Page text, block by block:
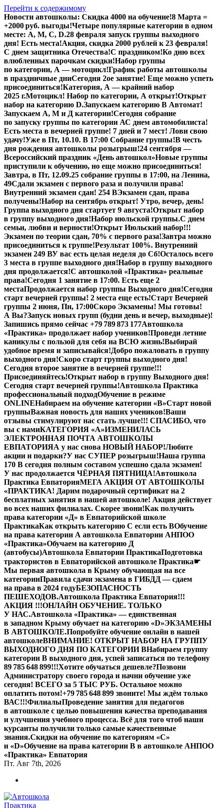
Перейти к содержимому
Новости автошколы: Скидка 4000 на обучение!8 Марта =
+2000 руб. выгоды!Четыре популярные категории в одном
месте: А, М, С, D.28 февраля запуск группы выходного
дня! Есть места!Акция, скидка 2000 рублей к 23 февраля!
С днем защитника Отечества!С праздником!Ко дню всех
влюбленных парочкам скидки!Набор группы
по категории, А — мотоцикл!График работы автошколы
в праздничные дниСегодня 2ое занятие! Еще можно успеть
присоединиться!Категория, А — крайний набор
2025 г.Мотоцикл! Набор по категории, А открыт!Открыт
набор на категорию D.Запускаем категорию В Автомат!
Запускаем А, М и Д категории!Сегодня собрание
по запуску группы по категории АС днем автомобилиста!
Есть места в вечерней группе! 7 дней и 7 мест! Лови свою
удачу!Уже в Пт, 10.10. В 17:00 Собрание группы!В честь
дня рождения автошколы розыгрыш!24 сентября —
Всероссийский праздник «День автошкол»Новые группы
приступили к обучению, но еще можно присоединиться!
Завтра, в Пт, 12.09.25 собрание группы в 17:00, на Ленина,
49Сдали экзамен с первого раза и получили права!
Внутренний экзамен сдан! 254 ВЭкзамен сдан, права
получены!Набор на сентябрь открыт! Утро, вечер, день!
Группа выходного дня стартует 9 августа!Открыт набор
в группу выходного дня!Набор июльской группы.С днем
семьи, любви и верности!Открыт Июльский набор!!!
Экзамен по теории сдан, 70% с первого раза!Завтра можно
присоединиться к группе!Результат 100%. Внутренний
экзамен 249 ВУ вас есть целая неделя до Сб!Осталось всего
3 места в группе выходного дня!Набор в группу выходного
дня продолжается!С автошколой «Практика» реальные
права!Сегодня 1 занятие в 17:00. Есть еще 2
местаПродолжается набор группы Выходного дня!Сегодня
старт вечерней группы! 2 места еще есть!Старт Вечерней
группы 2 июня, Пн, 17:00Скоро Экзамены! Мы готовы!
А Вы?Запуск новых групп (будни день и вечер, выходные)!
Запишись прямо сейчас +79 789 873 177Автошкола
«Практика» продолжает набор учеников!Проведи летние
каникулы с пользой для себя на ВСЮ жизнь!Выбирай
удобное время и записывайся!Добро пожаловать в группу
выходного дня!Скоро старт группы выходного дня!
Сегодня второе занятие в вечерней группе!!!
Присоединяйтесь!Открыт набор в группу Выходного дня!
Сегодня старт вечерней группы!Автошкола Практика
профессиональный подходОбучение в режиме
ONLINEНабираем на обучение категории «B»Старт новой
группыВажная новость для наших учеников!Ваши
отзывы стимулируют нас стать лучше!!! СПАСИБО, что
вы с намиКАТЕГОРИЯ «А»ИЗМЕНИЛАСЬ
ЭЛЕКТРОННАЯ ПОЧТА АВТОШКОЛЫ
ЕВПАТОРИЯА у нас снова НОВЫЙ НАБОР!Любите
акции и подарки?У нас СУПЕР розыгрыш!Наша группа
170 В сегодня полным составом успешно сдала экзамен!
У нас продолжается ЧЁРНАЯ ПЯТНИЦА!Автошкола
Практика ЕвпаторияМЕГА АКЦИЯ ОТ АВТОШКОЛЫ
«ПРАКТИКА! Дарим подарочный сертификат на 2
бесплатных занятия в нашей автошколе! Акция действует
во всех наших филиалах. Скорее звони!Как получить
права категории «Д» в Евпаторийской школе
ПрактикаКак открыть категорию C если есть BОбучение
на права категории A автошкола Евпатории АНПОО
«Практика»Обучаем на категорию Д
(автобусы)Автошкола Евпатории ПрактикаПодготовка
трактористов в Евпаторийской автошколе Практика☛
Мы первая автошкола в Крыму обучающая на все
категорииПравила сдачи экзамена в ГИБДД — сдаем
на права в 2024 годуБЕЗОПАСНОСТЬ
ПЕШЕХОДОВ.Автошкола Практика Евпатория!!!
АКЦИЯ !!!ОНЛАЙН ОБУЧЕНИЕ. ТОЛЬКО
У НАС.Автошкола «Практика» — единственная
в западном Крыму обучает на категорию «D»ЭКЗАМЕНЫ
В АВТОШКОЛЕ.Попробуйте обучение онлайн в нашей
автошколеВНИМАНИЕ! ОТКРЫТ НАБОР НА ГРУППУ
ВЫХОДНОГО ДНЯ ПО КАТЕГОРИИ ВНабираем группу
категории В выходного дня, успей записаться по телефону
89 785 648 899!!!Хотите обучаться дешевле?Позвони
Администратору своего города и начни обучение уже
сегодня! ВСЕГО за 5 ТЫС РУБ. Остальное можно
оплатить потом!+79 785 648 899 звоните! Мы ждём только
ВАС!!!ФилиалыПроведение занятия для педагогов
в автошколе с целью повышения качества преподавания
и улучшения учебного процесса. Всё для того чтоб наши
курсанты получили только самые качественные
знания.Скидки на обучение по категориям «С»
и «D»Обучение на права категории B в автошколе АНПОО
«Практика» Евпатория
Пт. Авг 7th, 2026